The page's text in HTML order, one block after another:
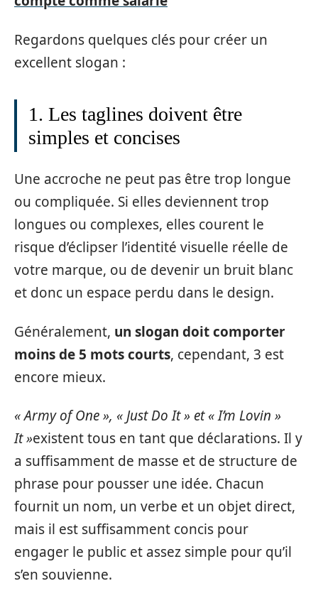
Regardons quelques clés pour créer un
excellent slogan :
1. Les taglines doivent être
simples et concises
Une accroche ne peut pas être trop longue
ou compliquée. Si elles deviennent trop
longues ou complexes, elles courent le
risque d’éclipser l’identité visuelle réelle de
votre marque, ou de devenir un bruit blanc
et donc un espace perdu dans le design.
Généralement, un slogan doit comporter
moins de 5 mots courts, cependant, 3 est
encore mieux.
« Army of One », « Just Do It » et « I’m Lovin »
It »existent tous en tant que déclarations. Il y
a suffisamment de masse et de structure de
phrase pour pousser une idée. Chacun
fournit un nom, un verbe et un objet direct,
mais il est suffisamment concis pour
engager le public et assez simple pour qu’il
s’en souvienne.